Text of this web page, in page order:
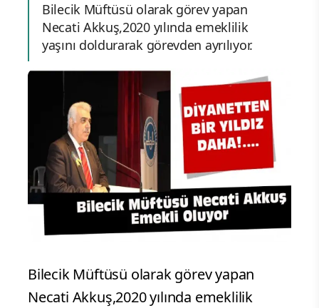
Bilecik Müftüsü olarak görev yapan
Necati Akkuş,2020 yılında emeklilik
yaşını doldurarak görevden ayrılıyor.
Bilecik Müftüsü olarak görev yapan
Necati Akkuş,2020 yılında emeklilik